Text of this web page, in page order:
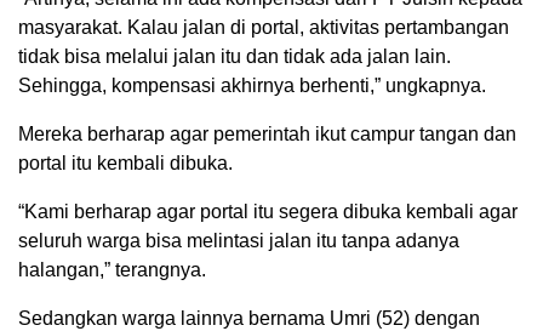
masyarakat. Kalau jalan di portal, aktivitas pertambangan
tidak bisa melalui jalan itu dan tidak ada jalan lain.
Sehingga, kompensasi akhirnya berhenti,” ungkapnya.
Mereka berharap agar pemerintah ikut campur tangan dan
portal itu kembali dibuka.
“Kami berharap agar portal itu segera dibuka kembali agar
seluruh warga bisa melintasi jalan itu tanpa adanya
halangan,” terangnya.
Sedangkan warga lainnya bernama Umri (52) dengan